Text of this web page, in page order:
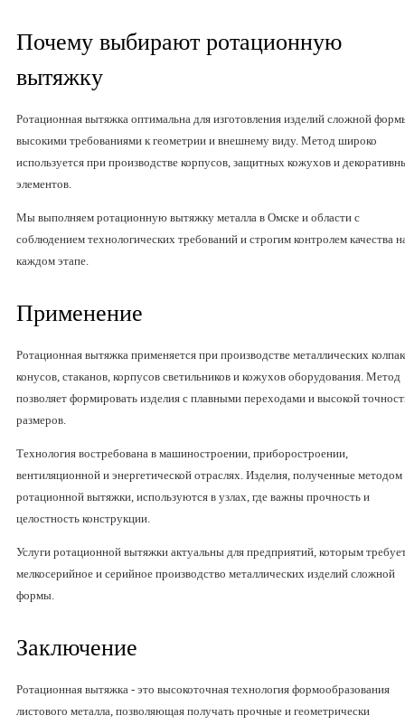
Почему выбирают ротационную
вытяжку
Ротационная вытяжка оптимальна для изготовления изделий сложной
высокими требованиями к геометрии и внешнему виду. Метод широко
используется при производстве корпусов, защитных кожухов и
элементов.
Мы выполняем ротационную вытяжку металла в Омске и области с
соблюдением технологических требований и строгим контролем качества
каждом этапе.
Применение
Ротационная вытяжка применяется при производстве металлических
конусов, стаканов, корпусов светильников и кожухов оборудования. Метод
позволяет формировать изделия с плавными переходами и высокой
размеров.
Технология востребована в машиностроении, приборостроении,
вентиляционной и энергетической отраслях. Изделия, полученные методом
ротационной вытяжки, используются в узлах, где важны прочность и
целостность конструкции.
Услуги ротационной вытяжки актуальны для предприятий, которым
мелкосерийное и серийное производство металлических изделий сложной
формы.
Заключение
Ротационная вытяжка - это высокоточная технология формообразования
листового металла, позволяющая получать прочные и геометрически